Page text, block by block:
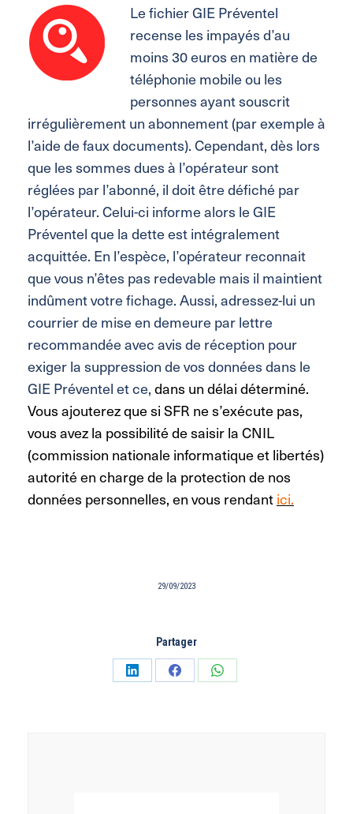
Le fichier GIE Préventel
recense les impayés d’au
moins 30 euros en matière de
téléphonie mobile ou les
personnes ayant souscrit
irrégulièrement un abonnement (par exemple à
l’aide de faux documents). Cependant, dès lors
que les sommes dues à l’opérateur sont
réglées par l’abonné, il doit être défiché par
l’opérateur. Celui-ci informe alors le GIE
Préventel que la dette est intégralement
acquittée. En l’espèce, l’opérateur reconnait
que vous n’êtes pas redevable mais il maintient
indûment votre fichage. Aussi, adressez-lui un
courrier de mise en demeure par lettre
recommandée avec avis de réception pour
exiger la suppression de vos données dans le
GIE Préventel et ce,dans un délai déterminé.
Vous ajouterez que si SFR ne s’exécute pas,
vous avez la possibilité de saisir la CNIL
(commission nationale informatique et libertés)
autorité en charge de la protection de nos
données personnelles, en vous rendantici.
29/09/2023
Partager
PartagerPartagerPartager